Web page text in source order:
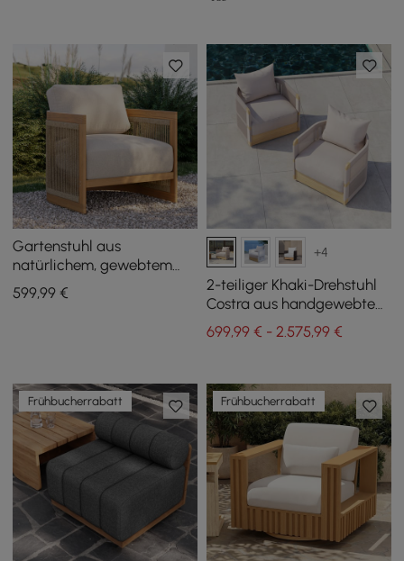
Gartenstuhl aus
natürlichem, gewebtem
Teakseil
599,99 €
+4
2-teiliger Khaki-Drehstuhl
Costra aus handgewebtem
Seil für den Außenbereich
699,99 € - 2.575,99 €
Frühbucherrabatt Frühbucherrabatt